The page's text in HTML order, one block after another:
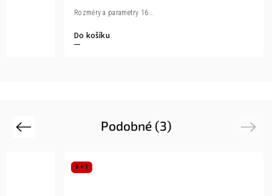
Do košíku
Rozměry a parametry 16...
Podobné (3)
Previous
3 + 1
Next